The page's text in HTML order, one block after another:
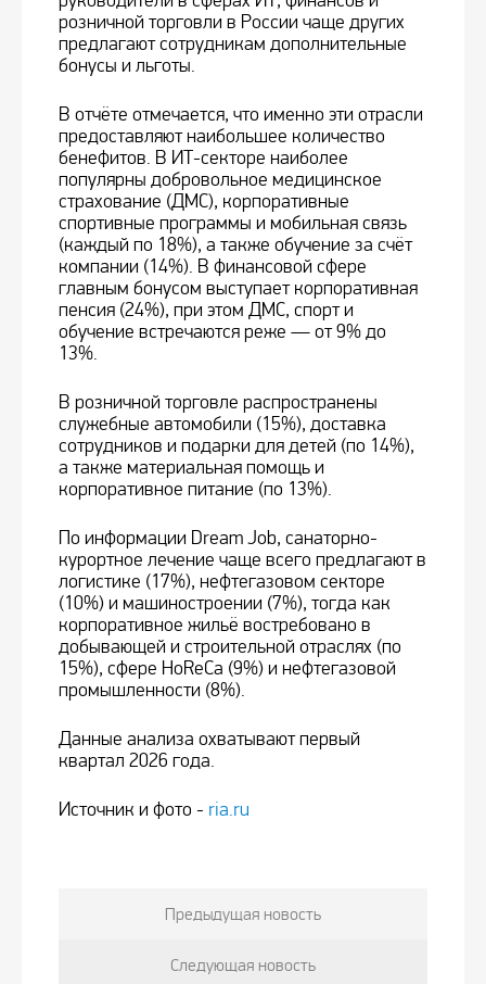
розничной торговли в России чаще других
предлагают сотрудникам дополнительные
бонусы и льготы.
В отчёте отмечается, что именно эти отрасли
предоставляют наибольшее количество
бенефитов. В ИТ-секторе наиболее
популярны добровольное медицинское
страхование (ДМС), корпоративные
спортивные программы и мобильная связь
(каждый по 18%), а также обучение за счёт
компании (14%). В финансовой сфере
главным бонусом выступает корпоративная
пенсия (24%), при этом ДМС, спорт и
обучение встречаются реже — от 9% до
13%.
В розничной торговле распространены
служебные автомобили (15%), доставка
сотрудников и подарки для детей (по 14%),
а также материальная помощь и
корпоративное питание (по 13%).
По информации Dream Job, санаторно-
курортное лечение чаще всего предлагают в
логистике (17%), нефтегазовом секторе
(10%) и машиностроении (7%), тогда как
корпоративное жильё востребовано в
добывающей и строительной отраслях (по
15%), сфере HoReCa (9%) и нефтегазовой
промышленности (8%).
Данные анализа охватывают первый
квартал 2026 года.
Источник и фото - ria.ru
Предыдущая новость
Следующая новость